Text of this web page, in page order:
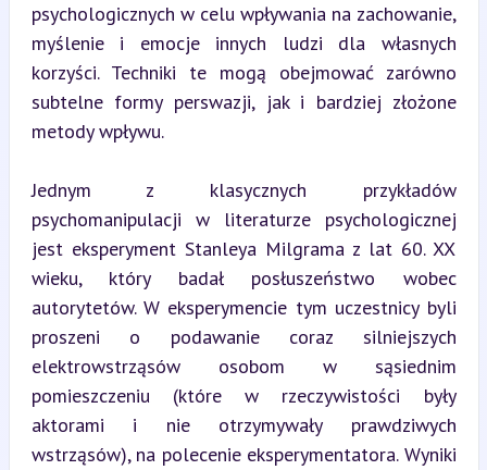
psychologicznych w celu wpływania na zachowanie,
myślenie i emocje innych ludzi dla własnych
korzyści. Techniki te mogą obejmować zarówno
subtelne formy perswazji, jak i bardziej złożone
metody wpływu.
Jednym z klasycznych przykładów
psychomanipulacji w literaturze psychologicznej
jest eksperyment Stanleya Milgrama z lat 60. XX
wieku, który badał posłuszeństwo wobec
autorytetów. W eksperymencie tym uczestnicy byli
proszeni o podawanie coraz silniejszych
elektrowstrząsów osobom w sąsiednim
pomieszczeniu (które w rzeczywistości były
aktorami i nie otrzymywały prawdziwych
wstrząsów), na polecenie eksperymentatora. Wyniki